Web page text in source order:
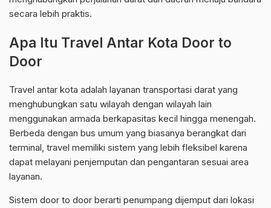
secara lebih praktis.
Apa Itu Travel Antar Kota Door to
Door
Travel antar kota adalah layanan transportasi darat yang
menghubungkan satu wilayah dengan wilayah lain
menggunakan armada berkapasitas kecil hingga menengah.
Berbeda dengan bus umum yang biasanya berangkat dari
terminal, travel memiliki sistem yang lebih fleksibel karena
dapat melayani penjemputan dan pengantaran sesuai area
layanan.
Sistem door to door berarti penumpang dijemput dari lokasi